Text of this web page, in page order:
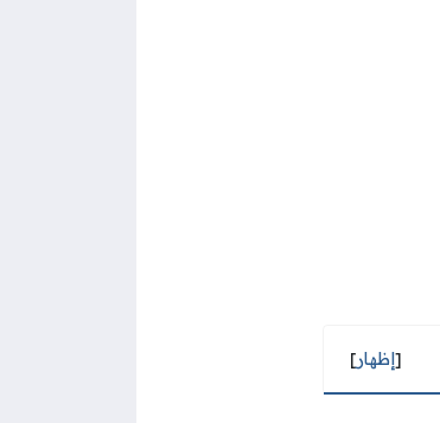
[إظهار]